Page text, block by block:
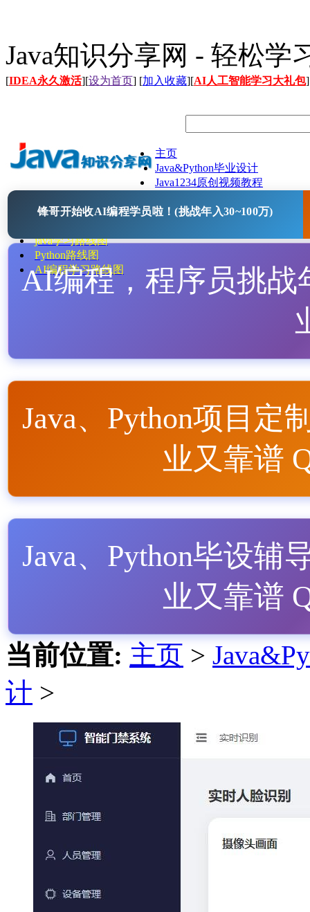
Java知识分享网 - 轻松学
[IDEA永久激活][设为首页] [加入收藏][AI人工智能学习大礼包]
主页
Java&Python毕业设计
Java1234原创视频教程
Java开源项目
java学习路线图
Python路线图
AI编程学习路线图
锋哥开始收AI编程学员啦！(挑战年入30~100万)
AI编程，程序员挑战
Java、Python项目定
业又靠谱
Java、Python毕设辅
业又靠谱
当前位置: 主页 >
计 >